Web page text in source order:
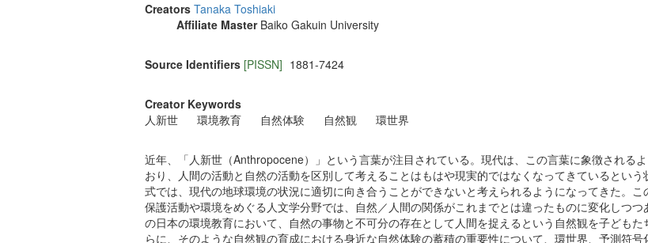
Creators Tanaka Toshiaki
Affiliate Master Baiko Gakuin University
Source Identifiers [PISSN] 1881-7424
Creator Keywords
人新世
環境教育 自然体験 自然観 環世界
近年、「人新世（Anthropocene）」という言葉が注目されている。現代は、この言葉に象徴される
おり、人間の活動と自然の活動を区別して考えることはもはや現実的ではなくなってきているとい
式では、現代の地球環境の状況に適切に向き合うことができないと考えられるようになってきた。
保護活動や環境をめぐる人文学分野では、自然／人間の関係がこれまでとは違ったものに変化しつ
の日本の環境教育において、自然の事物と不可分の存在として人間を捉えるという自然観を子ども
らに、そのような自然観の育成における身近な自然体験の蓄積の重要性について、環世界、予測符